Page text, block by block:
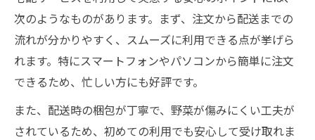
次のようなものがあります。まず、注文から配送までの
流れが分かりやすく、スムーズに利用できる点が挙げら
れます。特にスマートフォンやパソコンから簡単に注文
できるため、忙しい方にも好評です。
また、配送時の梱包が丁寧で、野菜が傷みにくい工夫が
されているため、初めての利用でも安心して受け取れま